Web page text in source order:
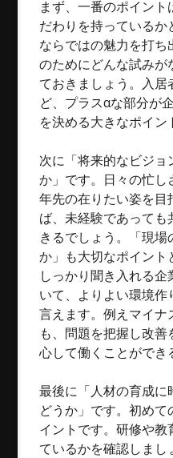
まず、一番のポイン
だわりを持っている
ならではの魅力を打
のためにどんな試みが
ておきましょう。入
ど、プラスαな部分が
を決める大きなポイン
次に「将来的なビジョ
か」です。日々の忙
年先の在りたい姿を
ば、未経験であって
きるでしょう。「現場
か」も大切なポイン
しっかり聞き入れる
いて、よりよい環境作
言えます。例えマイナ
も、問題を把握し改
心して働くことができ
最後に「人材の育成
どうか」です。初め
イントです。研修や教
ているかを確認しま